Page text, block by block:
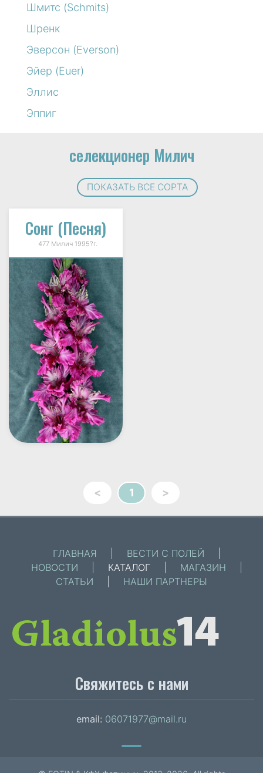
Шмитс (Schmits)
Шренк
Эверсон (Everson)
Эйер (Euer)
Эллис
Эппиг
селекционер Милич
ПОКАЗАТЬ ВСЕ СОРТА
Сонг (Песня)
477 Милич 1995?г.
< 1 >
ГЛАВНАЯ ВЕСТИ С ПОЛЕЙ
НОВОСТИ
КАТАЛОГ МАГАЗИН
СТАТЬИ
НАШИ ПАРТНЕРЫ
Свяжитесь с нами
email: 06071977@mail.ru